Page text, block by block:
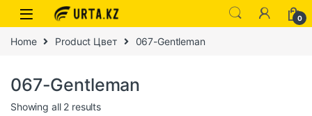
0
Home Product Цвет 067-Gentleman
067-Gentleman
Showing all 2 results